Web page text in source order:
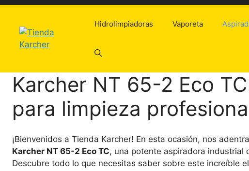
Saltar
contenido
Hidrolimpiadoras Vaporeta
Karcher NT 65-2 Eco
para limpieza
¡Bienvenidos a Tienda Karcher! En esta ocasión, nos
Karcher NT 65-2 Eco TC, una potente aspiradora industrial
Descubre todo lo que necesitas saber sobre este increíble